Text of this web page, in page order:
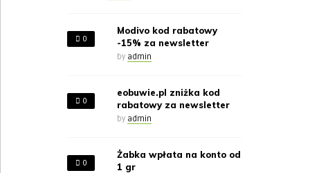
0
Modivo kod rabatowy
-15% za newsletter
by admin
0
eobuwie.pl zniżka kod
rabatowy za newsletter
by admin
0
Żabka wpłata na konto od
1 gr